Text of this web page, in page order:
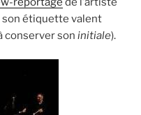
son étiquette valent
conserver son initiale).